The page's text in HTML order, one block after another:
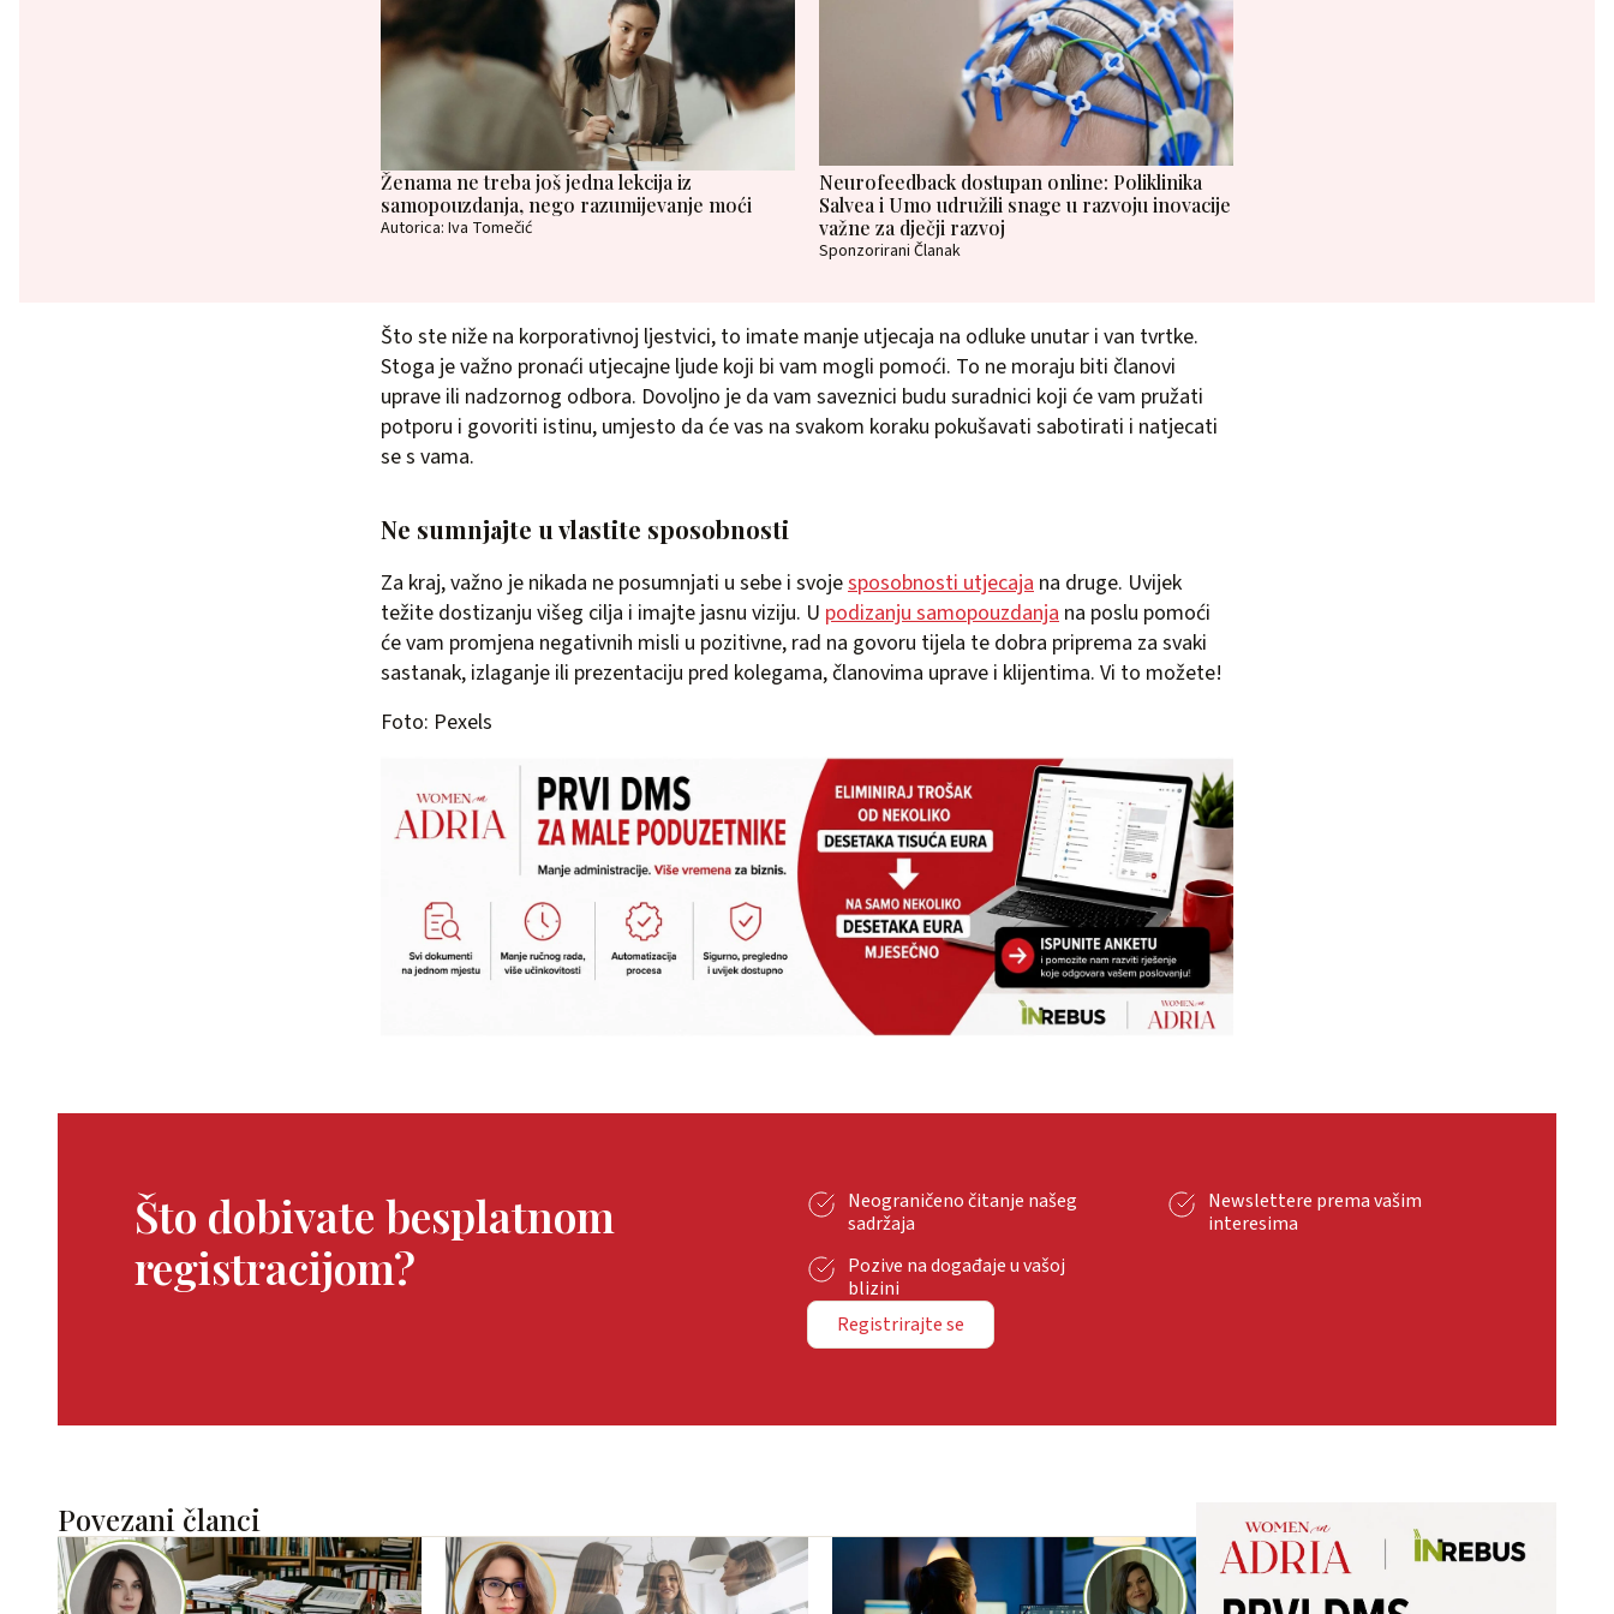
Ženama ne treba još jedna lekcija iz
samopouzdanja, nego razumijevanje moći
Autorica: Iva Tomečić
Neurofeedback dostupan online: Poliklinika
Salvea i Umo udružili snage u razvoju inovacije
važne za dječji razvoj
Sponzorirani Članak
Što ste niže na korporativnoj ljestvici, to imate manje utjecaja na odluke unutar i van tvrtke.
Stoga je važno pronaći utjecajne ljude koji bi vam mogli pomoći. To ne moraju biti članovi
uprave ili nadzornog odbora. Dovoljno je da vam saveznici budu suradnici koji će vam pružati
potporu i govoriti istinu, umjesto da će vas na svakom koraku pokušavati sabotirati i natjecati
se s vama.
Ne sumnjajte u vlastite sposobnosti
Za kraj, važno je nikada ne posumnjati u sebe i svojesposobnosti utjecaja na druge. Uvijek
težite dostizanju višeg cilja i imajte jasnu viziju. U podizanju samopouzdanja na poslu pomoći
će vam promjena negativnih misli u pozitivne, rad na govoru tijela te dobra priprema za svaki
sastanak, izlaganje ili prezentaciju pred kolegama, članovima uprave i klijentima. Vi to možete!
Foto: Pexels
Što dobivate besplatnom
registracijom?
Neograničeno čitanje našeg
sadržaja
Newslettere prema vašim
interesima
Pozive na događaje u vašoj
blizini
Registrirajte se
Povezani članci